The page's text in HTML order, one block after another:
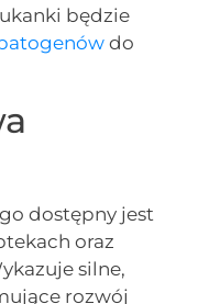
będzie
do
dostępny jest
oraz
silne,
rozwój